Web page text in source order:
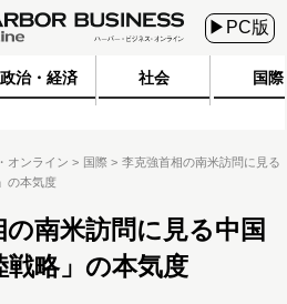
▶PC版
政治・経済 社会 国際
オンライン 国際
李克強首相の南米訪問に見る
の本気度
南米訪問に見る中国
戦略」の本気度